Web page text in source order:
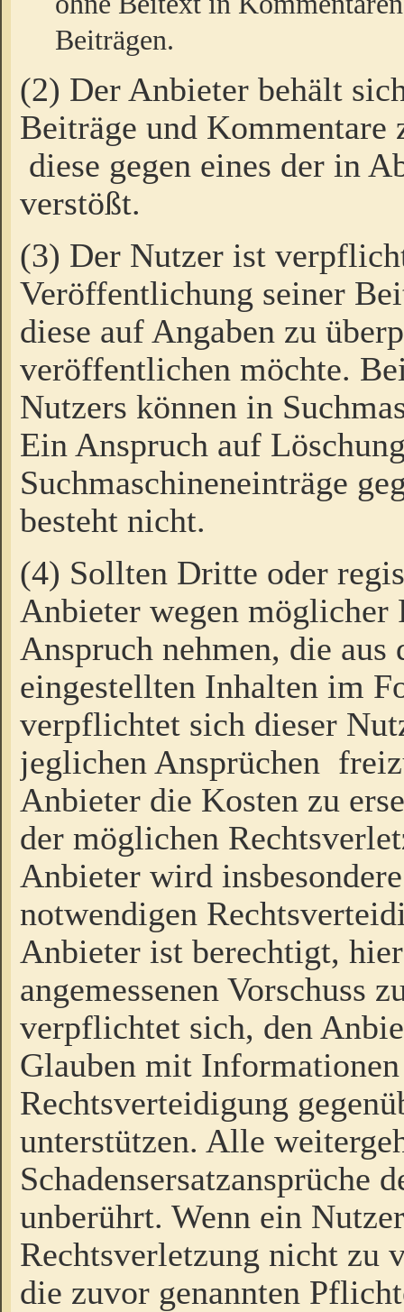
Beiträgen.
(2) Der Anbieter behält
Beiträge und Kommentare
diese gegen eines der in
verstößt.
(3) Der Nutzer ist
Veröffentlichung seiner
diese auf Angaben zu
veröffentlichen möchte.
Nutzers können in
Ein Anspruch auf
Suchmaschineneinträge
besteht nicht.
(4) Sollten Dritte oder
Anbieter wegen möglicher
Anspruch nehmen, die
eingestellten Inhalten im
verpflichtet sich dieser
jeglichen Ansprüchen
Anbieter die Kosten zu
der möglichen
Anbieter wird
notwendigen
Anbieter ist berechtigt,
angemessenen Vorschuss
verpflichtet sich, den
Glauben mit
Rechtsverteidigung
unterstützen. Alle
Schadensersatzansprüche
unberührt. Wenn ein
Rechtsverletzung nicht zu
die zuvor genannten